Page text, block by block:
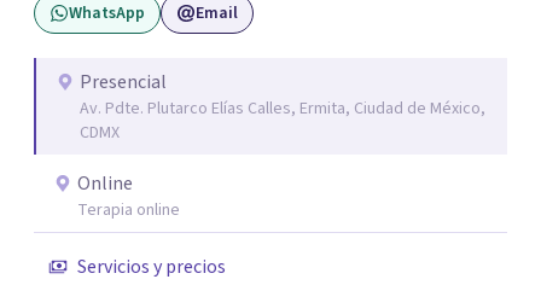
WhatsApp Email
Presencial
Av. Pdte. Plutarco Elías Calles, Ermita, Ciudad de México,
CDMX
Online
Terapia online
Servicios y precios